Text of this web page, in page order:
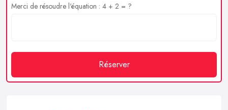
Merci de résoudre l'équation : 4 + 2 = ?
Réserver